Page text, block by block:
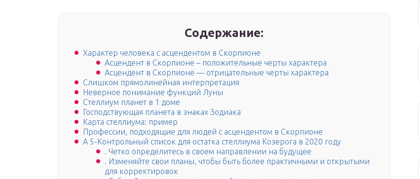
Содержание:
Характер человека с асцендентом в Скорпионе
Асцендент в Скорпионе – положительные черты характера
Асцендент в Скорпионе — отрицательные черты характера
Слишком прямолинейная интерпретация
Неверное понимание функций Луны
Стеллиум планет в 1 доме
Господствующая планета в знаках Зодиака
Карта стеллиума: пример
Профессии, подходящие для людей с асцендентом в Скорпионе
A 5-Контрольный список для остатка стеллиума Козерога в 2020 году
. Четко определитесь в своем направлении на будущее
. Изменяйте свои планы, чтобы быть более практичными и открытыми
для корректировок